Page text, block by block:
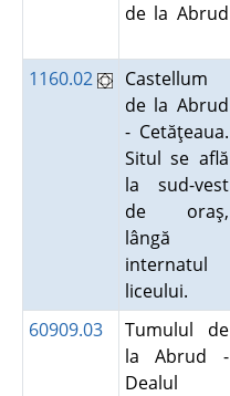
de la Abrud
1160.02
Castellum
de la Abrud
- Cetăţeaua.
Situl se află
la sud-vest
de oraş,
lângă
internatul
liceului.
60909.03
Tumulul de
la Abrud -
Dealul